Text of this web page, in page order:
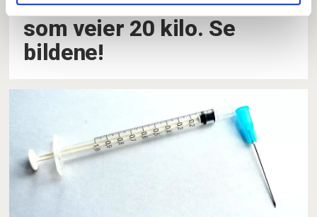
som veier 20 kilo. Se
bildene!